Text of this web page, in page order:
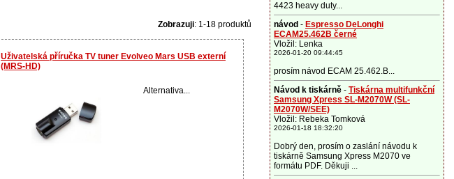
Zobrazuji: 1-18 produktů
Uživatelská příručka TV tuner Evolveo Mars USB externí
(MRS-HD)
Alternativa...
4423 heavy duty...
návod - Espresso DeLonghi
ECAM25.462B černé
Vložil: Lenka
2026-01-20 09:44:45
prosím návod ECAM 25.462.B...
Návod k tiskárně - Tiskárna multifunkční
Samsung Xpress SL-M2070W (SL-
M2070W/SEE)
Vložil: Rebeka Tomková
2026-01-18 18:32:20
Dobrý den, prosím o zaslání návodu k
tiskárně Samsung Xpress M2070 ve
formátu PDF. Děkuji ...